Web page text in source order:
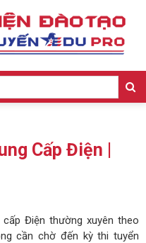
Cấp Điện |
Điện thường xuyên theo
cần chờ đến kỳ thi tuyển